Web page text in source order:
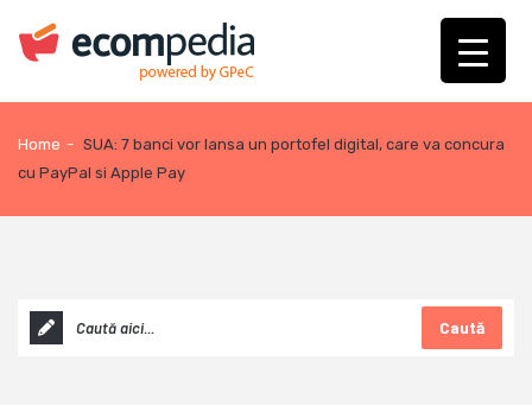
Home - SUA: 7 banci vor lansa un portofel digital, care va concura
cu PayPal si Apple Pay
Caută